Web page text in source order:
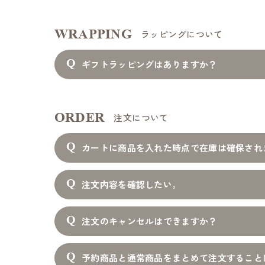
WRAPPING ラッピングについて
ギフトラッピングはありますか？
ORDER 注文について
カートに商品を入れた時点で在庫は確保され
注文内容を確認したい。
注文のキャンセルはできますか？
予約商品と通常商品をまとめて注文すること